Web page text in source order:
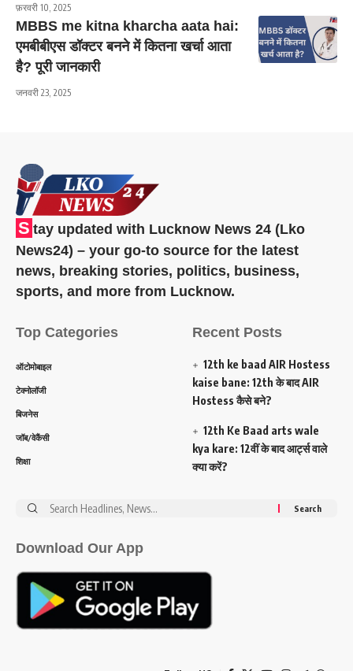
फ़रवरी 10, 2025
MBBS me kitna kharcha aata hai:
एमबीबीएस डॉक्टर बनने में कितना खर्चा आता
है? पूरी जानकारी
जनवरी 23, 2025
S tay updated with Lucknow News 24 (Lko
News24) – your go-to source for the latest
news, breaking stories, politics, business,
sports, and more from Lucknow.
Top Categories
ऑटोमोबाइल
टेक्नोलॉजी
बिजनेस
जॉब/वेकैंसी
शिक्षा
Recent Posts
12th ke baad AIR Hostess
kaise bane: 12th के बाद AIR
Hostess कैसे बने?
12th Ke Baad arts wale
kya kare: 12वीं के बाद आर्ट्स वाले
क्या करें?
Search
Download Our App